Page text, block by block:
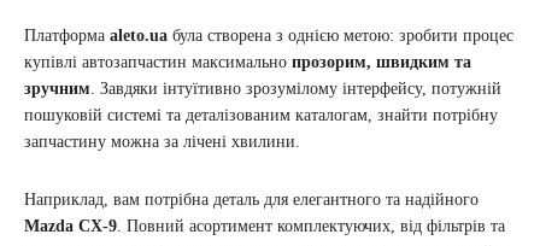
Платформа aleto.ua була створена з однією метою: зробити процес
купівлі автозапчастин максимально прозорим, швидким та
зручним. Завдяки інтуїтивно зрозумілому інтерфейсу, потужній
пошуковій системі та деталізованим каталогам, знайти потрібну
запчастину можна за лічені хвилини.
Наприклад, вам потрібна деталь для елегантного та надійного
Mazda CX-9. Повний асортимент комплектуючих, від фільтрів та